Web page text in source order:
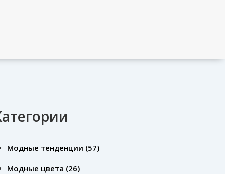
Модные тенденции (57)
Модные цвета (26)